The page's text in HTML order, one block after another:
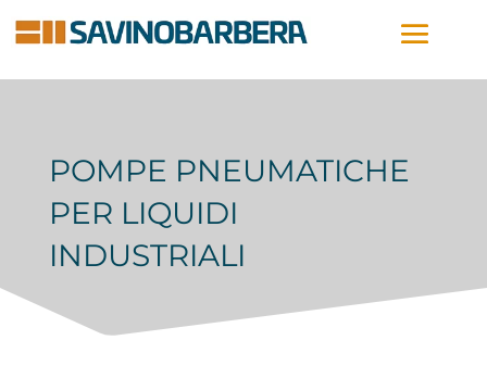
POMPE PNEUMATICHE
PER LIQUIDI
INDUSTRIALI